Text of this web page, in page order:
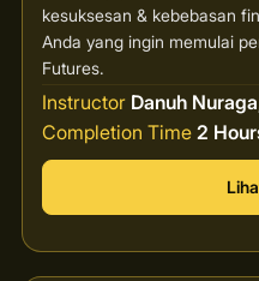
kesuksesan & kebebasan
Anda yang ingin memulai
Futures.
Instructor Danuh
Completion Time 2